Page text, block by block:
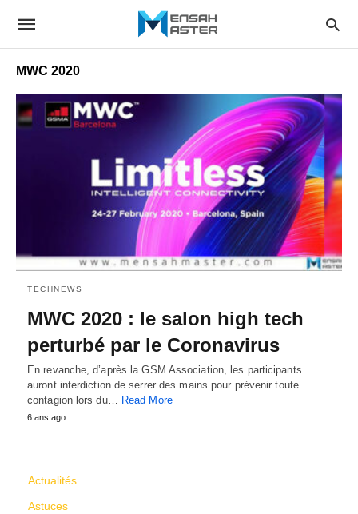
MWC 2020
TECHNEWS
MWC 2020 : le salon high tech
perturbé par le Coronavirus
En revanche, d’après la GSM Association, les participants
auront interdiction de serrer des mains pour prévenir toute
contagion lors du… Read More
6 ans ago
Actualités
Astuces